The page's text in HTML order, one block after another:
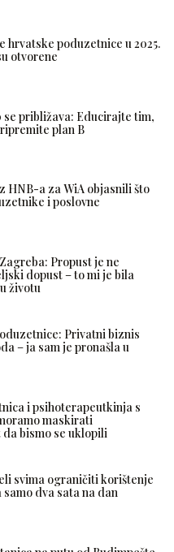
hrvatske poduzetnice u 2025.
otvorene
se približava: Educirajte tim,
plan B
HNB-a za WiA objasnili što
i poslovne
Propust je ne
dopust – to mi je bila
životu
Privatni biznis
– ja sam je pronašla u
i psihoterapeutkinja s
maskirati
bismo se uklopili
svima ograničiti korištenje
dva sata na dan